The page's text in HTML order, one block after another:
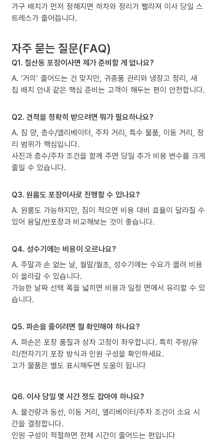
가구 배치가 먼저 정해지면 하차와 정리가 빨라져 이사 당일 스
트레스가 줄어듭니다.
자주 묻는 질문(FAQ)
Q1. 칠산동 포장이사면 제가 준비할 게 없나요?
A. ‘거의’ 줄어드는 건 맞지만, 귀중품 관리와 냉장고 정리, 새
집 배치 안내 같은 핵심 준비는 고객이 해두는 편이 안전합니다.
Q2. 견적을 정확히 받으려면 뭐가 필요하나요?
A. 짐 양, 층수/엘리베이터, 주차 거리, 특수 물품, 이동 거리, 정
리 범위가 핵심입니다.
사진과 층수/주차 조건을 함께 주면 당일 추가 비용 변수를 크게
줄일 수 있습니다.
Q3. 원룸도 포장이사로 진행할 수 있나요?
A. 원룸도 가능하지만, 짐이 적으면 비용 대비 효율이 달라질 수
있어 용달/반포장과 비교해보는 것이 좋습니다.
Q4. 성수기에는 비용이 오르나요?
A. 주말과 손 없는 날, 월말/월초, 성수기에는 수요가 몰려 비용
이 올라갈 수 있습니다.
가능한 날짜 선택 폭을 넓히면 비용과 일정 면에서 유리할 수 있
습니다.
Q5. 파손을 줄이려면 뭘 확인해야 하나요?
A. 파손은 포장 품질과 상차 고정이 좌우합니다. 특히 주방/유
리/전자기기 포장 방식과 인원 구성을 확인하세요.
고가 물품은 별도 표시해두면 도움이 됩니다
Q6. 이사 당일 몇 시간 정도 잡아야 하나요?
A. 물건량과 동선, 이동 거리, 엘리베이터/주차 조건이 소요 시
간을 결정합니다.
인원 구성이 적절하면 전체 시간이 줄어드는 편입니다